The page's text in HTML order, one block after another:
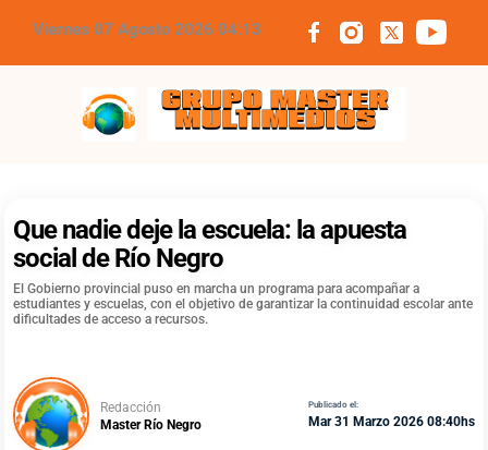
Viernes 07 Agosto 2026 04:13
Grupo Master Multimedios
Que nadie deje la escuela: la apuesta
social de Río Negro
El Gobierno provincial puso en marcha un programa para acompañar a
estudiantes y escuelas, con el objetivo de garantizar la continuidad escolar ante
dificultades de acceso a recursos.
Redacción
Master Río Negro
Publicado el:
Mar 31 Marzo 2026 08:40hs